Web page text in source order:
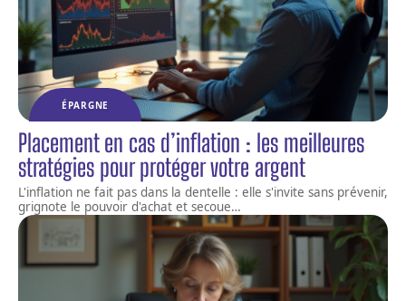
ÉPARGNE
Placement en cas d’inflation : les meilleures
stratégies pour protéger votre argent
L'inflation ne fait pas dans la dentelle : elle s'invite sans prévenir,
grignote le pouvoir d'achat et secoue…